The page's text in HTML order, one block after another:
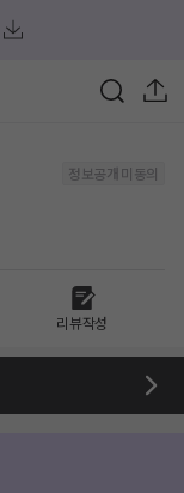
정보공개 미동의
리뷰작성